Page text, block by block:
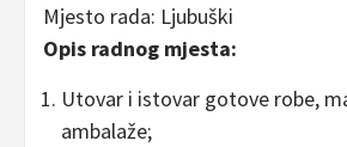
Mjesto rada: Ljubuški
Opis radnog mjesta:
Utovar i istovar gotove robe,
ambalaže;